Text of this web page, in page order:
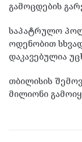
გამოცდების
საპატრულო
ოდენობით
დაკავებულია
თბილისის
მილიონი